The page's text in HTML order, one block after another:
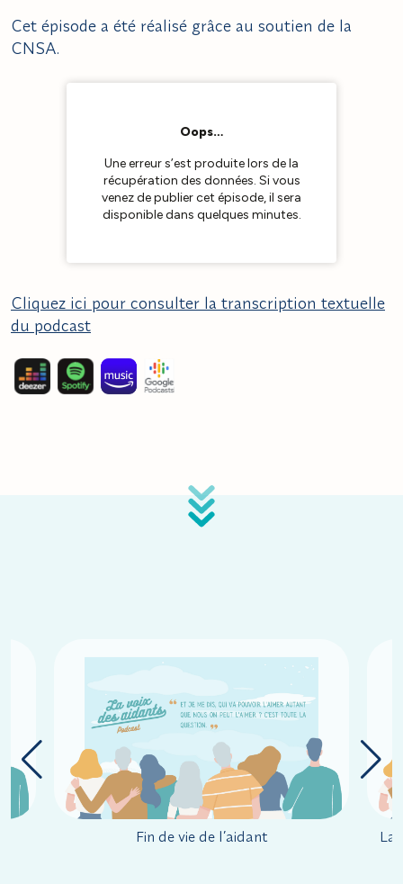
Cet épisode a été réalisé grâce au soutien de la
CNSA.
Cliquez ici pour consulter la transcription textuelle
du podcast
Fin de vie de l’aidant La